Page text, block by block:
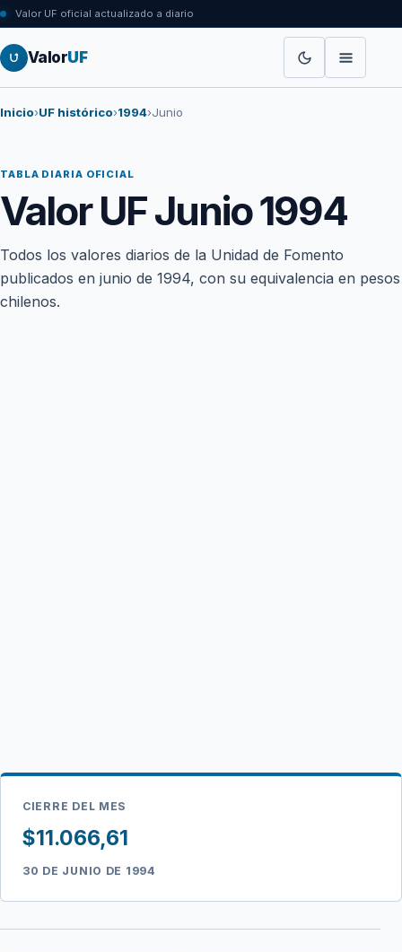
Valor UF oficial actualizado a diario
ValorUF
Inicio›UF histórico›1994›Junio
TABLA DIARIA OFICIAL
Valor UF Junio 1994
Todos los valores diarios de la Unidad de Fomento
publicados en junio de 1994, con su equivalencia en pesos
chilenos.
CIERRE DEL MES
$11.066,61
30 DE JUNIO DE 1994